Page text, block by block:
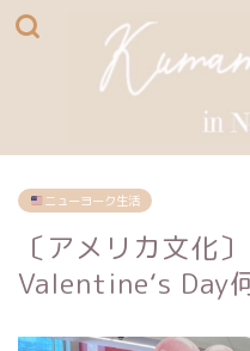
ニューヨーク生活
〔アメリカ文化
Valentine‘s Day